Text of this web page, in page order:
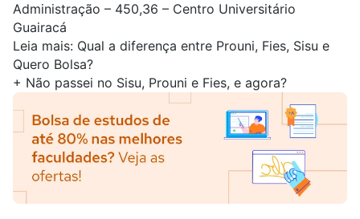
Administração – 450,36 – Centro Universitário
Guairacá
Leia mais: Qual a diferença entre Prouni, Fies, Sisu e
Quero Bolsa?
+ Não passei no Sisu, Prouni e Fies, e agora?